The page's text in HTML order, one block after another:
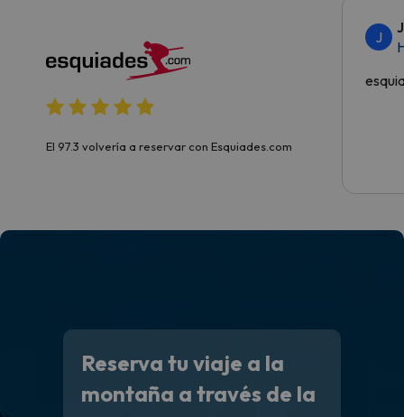
El 97.3 volvería a reservar con Esquiades.com
J
Reserva tu viaje a la
montaña a través de la